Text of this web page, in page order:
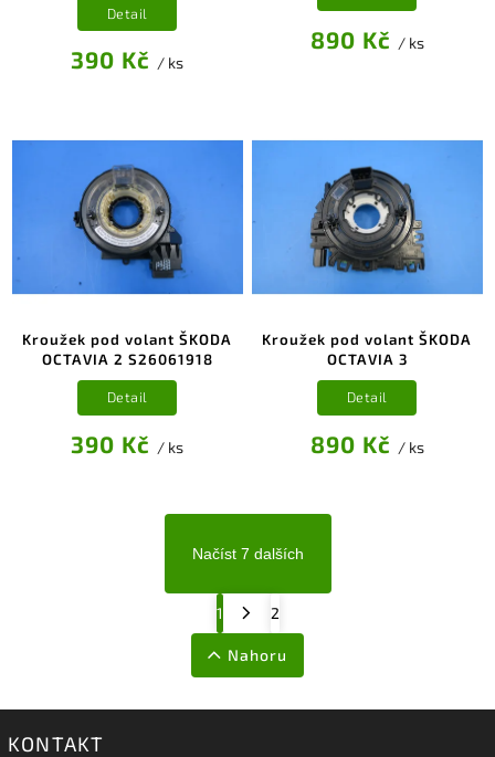
390 Kč / ks
Detail
890 Kč / ks
Kroužek pod volant ŠKODA
OCTAVIA 2 S26061918
390 Kč / ks
Detail
Kroužek pod volant ŠKODA
OCTAVIA 3
890 Kč / ks
Detail
Načíst 7 dalších
1 2
Nahoru
KONTAKT